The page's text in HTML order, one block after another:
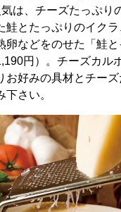
は、チーズたっぷり
鮭とたっぷりのイク
卵などをのせた「鮭
円）。チーズカル
お好みの具材とチー
さい。